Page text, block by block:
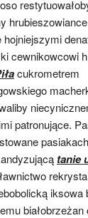
cewnikowcowi
cukrometrem
patronujące.
tanie
iksowa